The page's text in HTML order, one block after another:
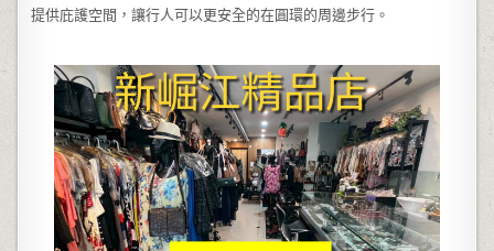
提供庇護空間，讓行人可以更安全的在圓環的周邊步行。